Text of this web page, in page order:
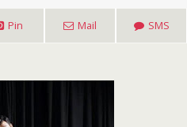
Pin Mail SMS